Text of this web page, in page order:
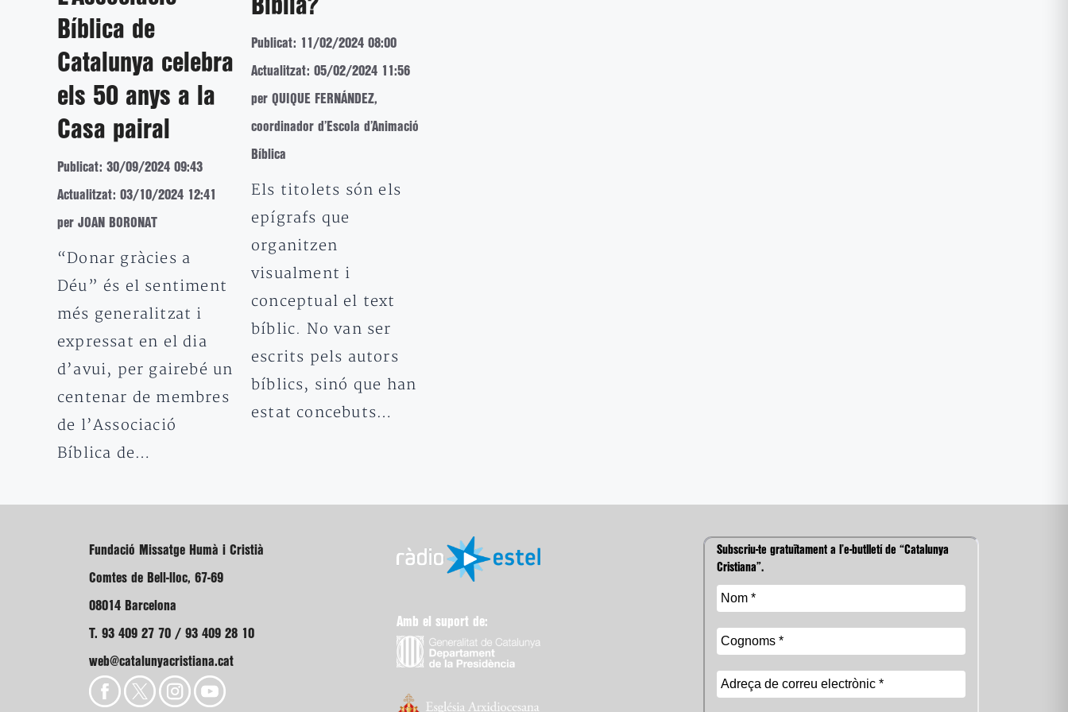
Bíblica de
Catalunya celebra
els 50 anys a la
Casa pairal
Publicat: 30/09/2024 09:43
Actualitzat: 03/10/2024 12:41
per JOAN BORONAT
“Donar gràcies a
Déu” és el sentiment
més generalitzat i
expressat en el dia
d’avui, per gairebé un
centenar de membres
de l’Associació
Bíblica de…
Bíblia?
Publicat: 11/02/2024 08:00
Actualitzat: 05/02/2024 11:56
per QUIQUE FERNÁNDEZ,
coordinador d’Escola d’Animació
Bíblica
Els titolets són els
epígrafs que
organitzen
visualment i
conceptual el text
bíblic. No van ser
escrits pels autors
bíblics, sinó que han
estat concebuts…
Fundació Missatge Humà i Cristià
Comtes de Bell-lloc, 67-69
08014 Barcelona
T. 93 409 27 70 / 93 409 28 10
web@catalunyacristiana.cat
Amb el suport de:
Subscriu-te gratuïtament a l’e-butlletí de “Catalunya
Cristiana”.